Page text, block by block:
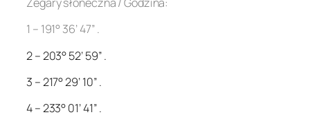
1 – 191° 36’ 47” .
2 – 203° 52’ 59” .
3 – 217° 29’ 10” .
4 – 233° 01’ 41” .